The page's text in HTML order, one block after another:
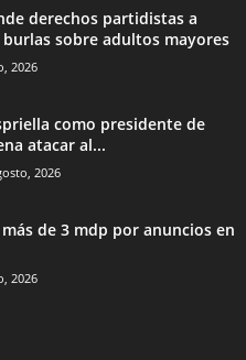
derechos partidistas a
sobre adultos mayores
2026
como presidente de
atacar al...
2026
de 3 mdp por anuncios en
2026